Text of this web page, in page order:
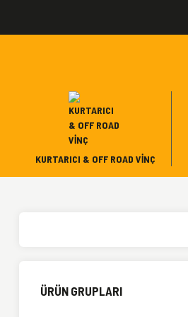
KURTARICI & OFF ROAD VINÇ
ÜRÜN GRUPLARI